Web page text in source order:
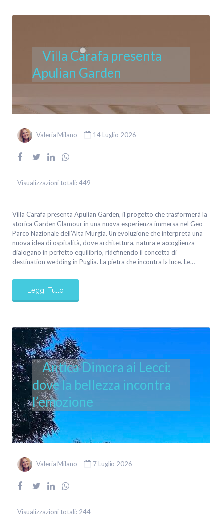
Villa Carafa presenta
Apulian Garden
Valeria Milano 14 Luglio 2026
Visualizzazioni totali:449
Villa Carafa presenta Apulian Garden, il progetto che trasformerà la
storica Garden Glamour in una nuova esperienza immersa nel Geo-
Parco Nazionale dell’Alta Murgia. Un’evoluzione che interpreta una
nuova idea di ospitalità, dove architettura, natura e accoglienza
dialogano in perfetto equilibrio, ridefinendo il concetto di
destination wedding in Puglia. La pietra che incontra la luce. Le…
Leggi Tutto
Antica Dimora ai Lecci:
dove la bellezza incontra
l’emozione
Valeria Milano 7 Luglio 2026
Visualizzazioni totali: 244